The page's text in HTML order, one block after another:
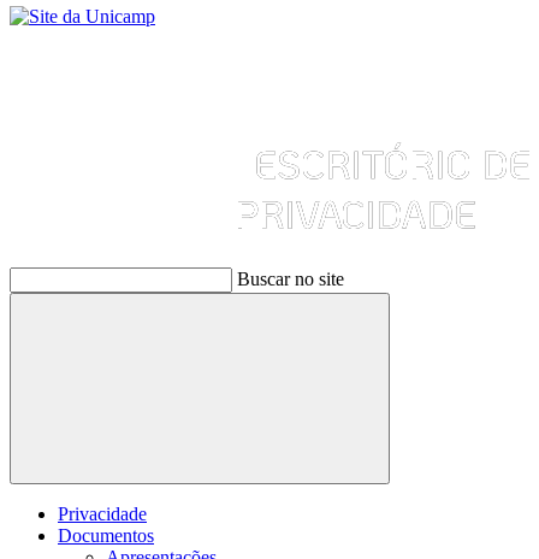
Buscar no site
Buscar
Privacidade
Documentos